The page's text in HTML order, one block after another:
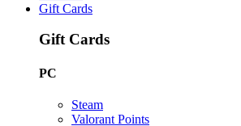
Gift Cards
Gift Cards
PC
Steam
Valorant Points